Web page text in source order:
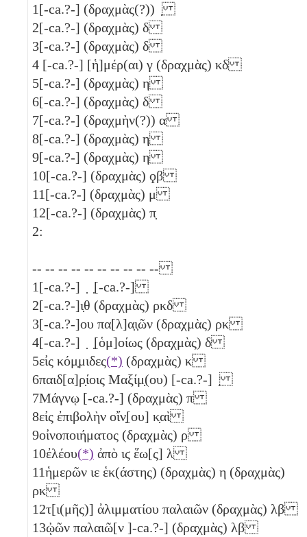
1[-ca.?-] (δραχμὰς(?)) ̣
2[-ca.?-] (δραχμὰς) δ
3[-ca.?-] (δραχμὰς) δ
4 [-ca.?-] [ἡ]μέρ(αι) γ (δραχμὰς) κδ
5[-ca.?-] (δραχμὰς) η
6[-ca.?-] (δραχμὰς) δ
7[-ca.?-] (δραχμὴν(?)) α
8[-ca.?-] (δραχμὰς) η
9[-ca.?-] (δραχμὰς) η
10[-ca.?-] (δραχμὰς) ϙβ
11[-ca.?-] (δραχμὰς) μ
12[-ca.?-] (δραχμὰς) π̣
2:
-- -- -- -- -- -- -- -- -- --
1[-ca.?-] ̣ ̣[-ca.?-]
2[-ca.?-]ι̣θ (δραχμὰς) ρκδ
3[-ca.?-]ου πα[λ]α̣ι̣ῶν (δραχμὰς) ρκ
4[-ca.?-] ̣ ̣[ὁμ]οίως (δραχμὰς) δ
5εἰς κόμ̣μιδες(*) (δραχμὰς) κ
6παιδ[α]ρ̣ίοις Μαξίμ̣(ου) [-ca.?-] ̣
7Μάγνῳ [-ca.?-] (δραχμὰς) π
8εἰς ἐπιβολὴν οἴν̣[ου] κ̣αὶ
9οἰνοποιήματος (δραχμὰς) ρ
10ἐλέου(*) ἀπὸ ιϛ ἕω[ς] λ
11ἡμερῶν ιε ἑκ(άστης) (δραχμὰς) η (δραχμὰς)
ρκ
12τ[ι(μῆς)] ἀλιμματίου παλαιῶν (δραχμὰς) λβ
13ᾠῶν παλαιῶ[ν ]-ca.?-] (δραχμὰς) λβ